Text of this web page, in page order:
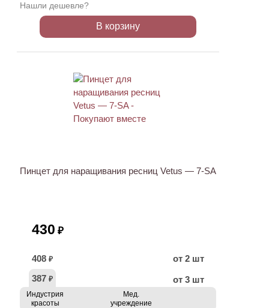
Нашли дешевле?
В корзину
Пинцет для наращивания ресниц Vetus — 7-SA
430 ₽
408 ₽
от 2 шт
387 ₽ от 3 шт
Индустрия
красоты
Мед.
учреждение